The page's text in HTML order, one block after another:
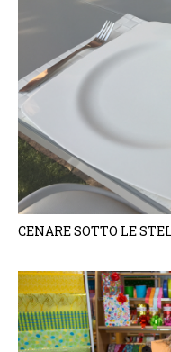
CENARE SOTTO LE